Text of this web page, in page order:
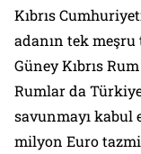
Kıbrıs
adanın tek meşru
Güney Kıbrıs
Rumlar da
savunmayı kabul
milyon Euro